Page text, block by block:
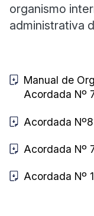
organismo
administrativa
Manual de
Acordada Nº
Acordada
Acordada Nº
Acordada Nº